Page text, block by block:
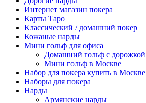
Интернет магазин покера
Карты Таро
Классический / домашний покер
Кожаные нарды
Мини гольф для офиса
Домашний гольф с дорожкой
Мини гольф в Москве
Набор для покера купить в Москве
Наборы для покера
Нарды
Армянские нарды